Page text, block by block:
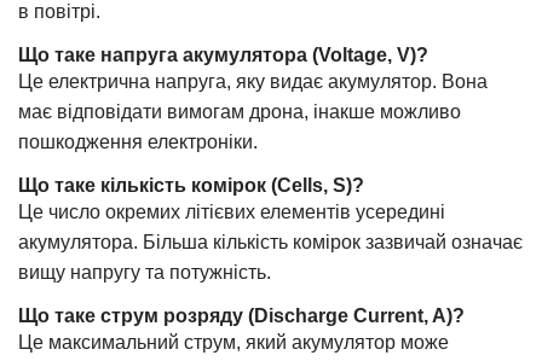
в повітрі.
Що таке напруга акумулятора (Voltage, V)?
Це електрична напруга, яку видає акумулятор. Вона
має відповідати вимогам дрона, інакше можливо
пошкодження електроніки.
Що таке кількість комірок (Cells, S)?
Це число окремих літієвих елементів усередині
акумулятора. Більша кількість комірок зазвичай означає
вищу напругу та потужність.
Що таке струм розряду (Discharge Current, A)?
Це максимальний струм, який акумулятор може